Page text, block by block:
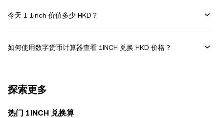
今天 1 1inch 价值多少 HKD？
如何使用数字货币计算器查看 1INCH 兑换 HKD 价格？
探索更多
热门 1INCH 兑换算